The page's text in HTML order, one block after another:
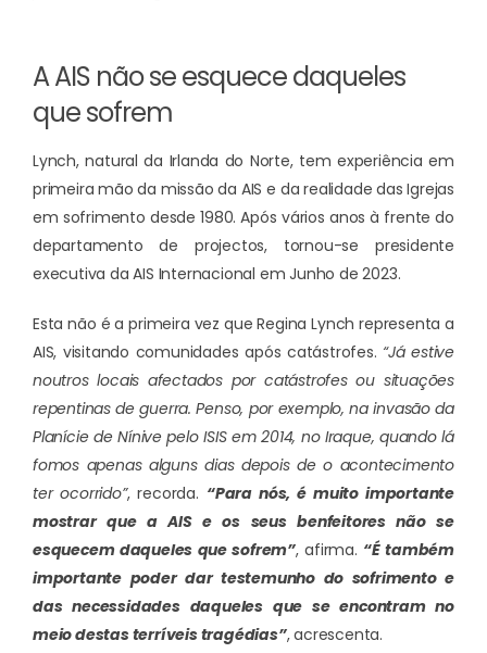
A AIS não se esquece daqueles
que sofrem
Lynch, natural da Irlanda do Norte, tem experiência em
primeira mão da missão da AIS e da realidade das Igrejas
em sofrimento desde 1980. Após vários anos à frente do
departamento de projectos, tornou-se presidente
executiva da AIS Internacional em Junho de 2023.
Esta não é a primeira vez que Regina Lynch representa a
AIS, visitando comunidades após catástrofes. “Já estive
noutros locais afectados por catástrofes ou situações
repentinas de guerra. Penso, por exemplo, na invasão da
Planície de Nínive pelo ISIS em 2014, no Iraque, quando lá
fomos apenas alguns dias depois de o acontecimento
ter ocorrido”, recorda. “Para nós, é muito importante
mostrar que a AIS e os seus benfeitores não se
esquecem daqueles que sofrem”, afirma. “É também
importante poder dar testemunho do sofrimento e
das necessidades daqueles que se encontram no
meio destas terríveis tragédias”, acrescenta.